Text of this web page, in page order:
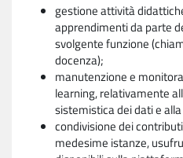
gestione attività
apprendimenti da parte
svolgente funzione
docenza);
manutenzione e
learning, relativamente
sistemistica dei dati e
condivisione dei
medesime istanze,